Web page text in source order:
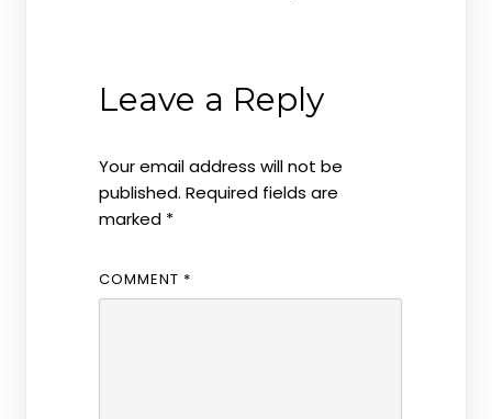
Leave a Reply
Your email address will not be
published. Required fields are
marked *
COMMENT *